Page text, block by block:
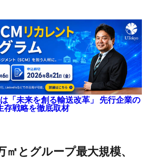
「未来を創る輸送改革」 先行企業の
存戦略を徹底取材